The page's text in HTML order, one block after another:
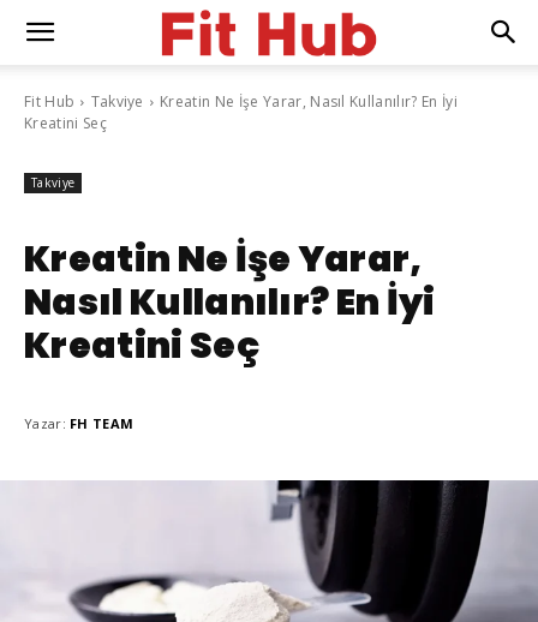
Fit Hub Takviye
Kreatin Ne İşe Yarar, Nasıl Kullanılır? En İyi
Kreatini Seç
Takviye
Kreatin Ne İşe Yarar,
Nasıl Kullanılır? En İyi
Kreatini Seç
Yazar: FH TEAM